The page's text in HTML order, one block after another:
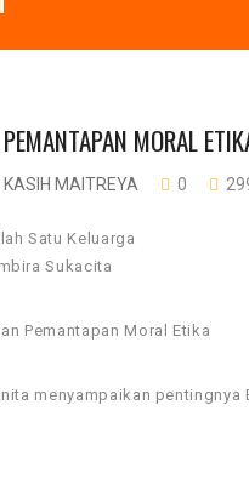
PEMANTAPAN MORAL
KASIH MAITREYA 0
Satu Keluarga
Sukacita
Pemantapan Moral Etika
menyampaikan